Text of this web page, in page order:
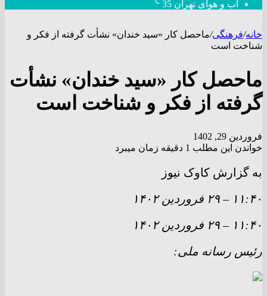
آب و هوای تهران 35
خانه/فرهنگی/ماحصل کار «سید خندان» نشأت گرفته از فکر و
شناخت است
ماحصل کار «سید خندان» نشأت
گرفته از فکر و شناخت است
فروردین 29, 1402
خواندن این مطلب 1 دقیقه زمان میبرد
به گزارش کاوک نیوز
۱۱:۴۰ – ۲۹ فروردين ۱۴۰۲
۱۱:۴۰ – ۲۹ فروردين ۱۴۰۲
رئیس رسانه ملی: